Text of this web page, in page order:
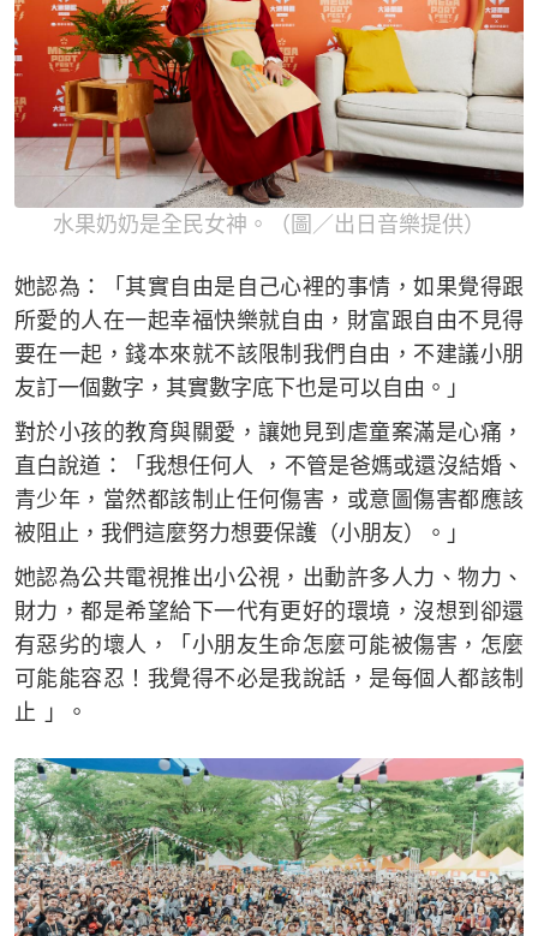
水果奶奶是全民女神。（圖／出日音樂提供）
她認為：「其實自由是自己心裡的事情，如果覺得跟
所愛的人在一起幸福快樂就自由，財富跟自由不見得
要在一起，錢本來就不該限制我們自由，不建議小朋
友訂一個數字，其實數字底下也是可以自由。」
對於小孩的教育與關愛，讓她見到虐童案滿是心痛，
直白說道：「我想任何人 ，不管是爸媽或還沒結婚、
青少年，當然都該制止任何傷害，或意圖傷害都應該
被阻止，我們這麼努力想要保護（小朋友）。」
她認為公共電視推出小公視，出動許多人力、物力、
財力，都是希望給下一代有更好的環境，沒想到卻還
有惡劣的壞人，「小朋友生命怎麼可能被傷害，怎麼
可能能容忍！我覺得不必是我說話，是每個人都該制
止 」。